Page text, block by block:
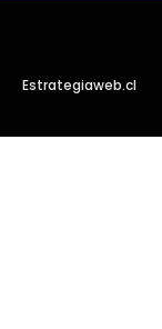
Estrategiaweb.cl